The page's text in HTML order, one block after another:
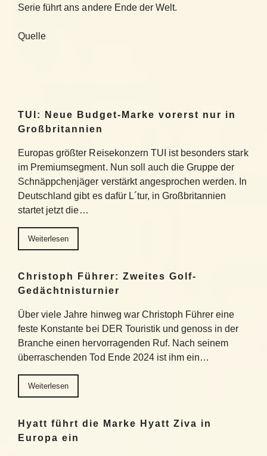
Serie führt ans andere Ende der Welt.
Quelle
TUI: Neue Budget-Marke vorerst nur in
Großbritannien
Europas größter Reisekonzern TUI ist besonders stark
im Premiumsegment. Nun soll auch die Gruppe der
Schnäppchenjäger verstärkt angesprochen werden. In
Deutschland gibt es dafür L´tur, in Großbritannien
startet jetzt die…
Weiterlesen
Christoph Führer: Zweites Golf-
Gedächtnisturnier
Über viele Jahre hinweg war Christoph Führer eine
feste Konstante bei DER Touristik und genoss in der
Branche einen hervorragenden Ruf. Nach seinem
überraschenden Tod Ende 2024 ist ihm ein…
Weiterlesen
Hyatt führt die Marke Hyatt Ziva in
Europa ein